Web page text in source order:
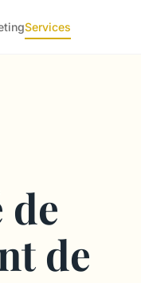
Services
de